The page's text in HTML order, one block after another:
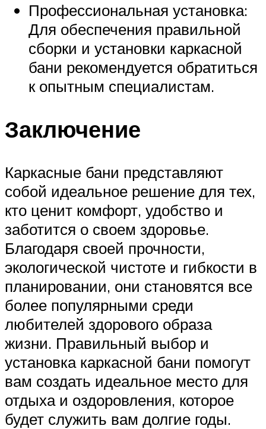
Профессиональная установка:
Для обеспечения правильной
сборки и установки каркасной
бани рекомендуется обратиться
к опытным специалистам.
Заключение
Каркасные бани представляют
собой идеальное решение для тех,
кто ценит комфорт, удобство и
заботится о своем здоровье.
Благодаря своей прочности,
экологической чистоте и гибкости в
планировании, они становятся все
более популярными среди
любителей здорового образа
жизни. Правильный выбор и
установка каркасной бани помогут
вам создать идеальное место для
отдыха и оздоровления, которое
будет служить вам долгие годы.